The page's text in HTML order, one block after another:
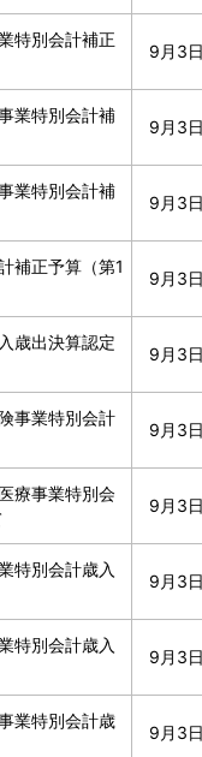
特別会計補正
9月3
業特別会計補
9月3
業特別会計補
9月3
補正予算（第1
9月3
歳出決算認定
9月3
事業特別会計
9月3
療事業特別会
9月3
特別会計歳入
9月3
特別会計歳入
9月3
業特別会計歳
9月3